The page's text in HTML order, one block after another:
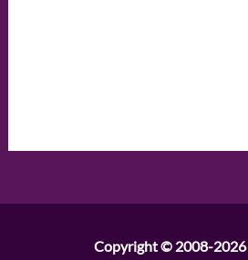
Copyright © 2008-2026